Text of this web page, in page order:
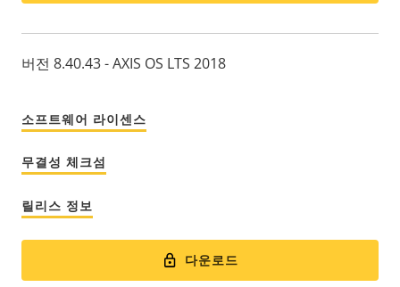
버전 8.40.43 - AXIS OS LTS 2018
소프트웨어 라이센스
무결성 체크섬
릴리스 정보
다운로드